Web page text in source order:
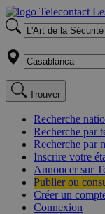
Trouver
Recherche
Recherche par
Recherche par
Inscrire votre
Annoncer sur
Publier ou
Créer un
Connexion